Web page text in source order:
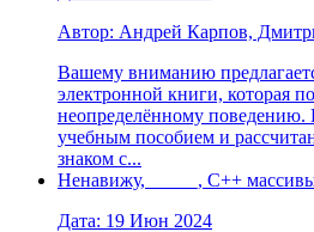
Автор: Андрей Карпов,
Вашему вниманию
электронной книги, которая
неопределённому поведению.
учебным пособием и
знаком с...
Ненавижу, _____, C++
Дата: 19 Июн 2024